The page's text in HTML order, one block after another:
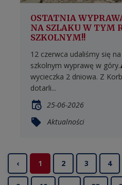
OSTATNIA
NA SZLAKU W TYM
SZKOLNYM!!
12 czerwca udaliśmy się
szkolnym wyprawę w
wycieczka 2 dniowa. Z
dotarli...
25-06-2026
Aktualności
‹ 1 2 3 4